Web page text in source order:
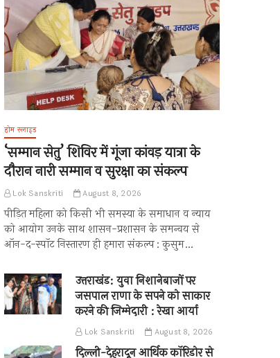
होम स्लाइड
‘सम्मान सेतु’ शिविर में गूंजा कांवड़ यात्रा के
दौरान नारी सम्मान व सुरक्षा का संकल्प
Lok Sanskriti August 8, 2026
पीड़ित महिला को किसी भी समस्या के समाधान व न्याय
को आयोग उनके साथ शासन-प्रशासन के समन्वय से
ऑन-द-स्पॉट निस्तारण ही हमारा संकल्प : कुसुम…
उत्तराखंड: युवा निशानेबाजों पर
जसपाल राणा के सपने को साकार
करने की जिम्मेदारी : रेखा आर्या
Lok Sanskriti August 8, 2026
दिल्ली-देहरादून आर्थिक कॉरिडोर से